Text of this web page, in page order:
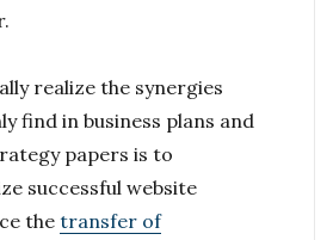
realize the synergies
find in business plans and
papers is to
successful website
the transfer of